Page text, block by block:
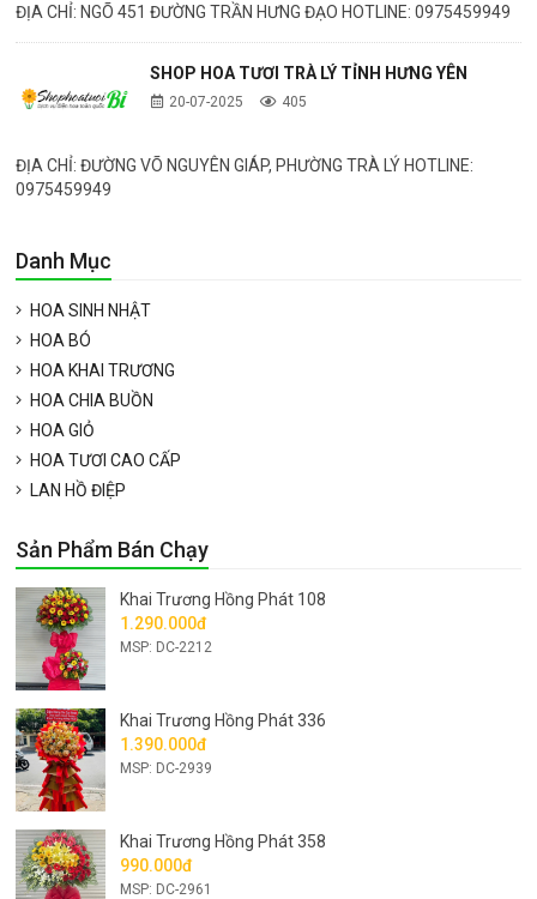
ĐỊA CHỈ: NGÕ 451 ĐƯỜNG TRẦN HƯNG ĐẠO HOTLINE: 0975459949
SHOP HOA TƯƠI TRÀ LÝ TỈNH HƯNG YÊN
20-07-2025 405
ĐỊA CHỈ: ĐƯỜNG VÕ NGUYÊN GIÁP, PHƯỜNG TRÀ LÝ HOTLINE:
0975459949
Danh Mục
HOA SINH NHẬT
HOA BÓ
HOA KHAI TRƯƠNG
HOA CHIA BUỒN
HOA GIỎ
HOA TƯƠI CAO CẤP
LAN HỒ ĐIỆP
Sản Phẩm Bán Chạy
Khai Trương Hồng Phát 108
1.290.000đ
MSP: DC-2212
Khai Trương Hồng Phát 336
1.390.000đ
MSP: DC-2939
Khai Trương Hồng Phát 358
990.000đ
MSP: DC-2961